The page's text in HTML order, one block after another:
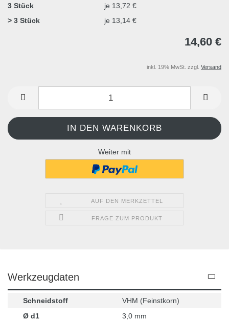
3 Stück
je 13,72 €
> 3 Stück
je 13,14 €
14,60 €
inkl. 19% MwSt. zzgl. Versand
Weiter mit
AUF DEN MERKZETTEL
FRAGE ZUM PRODUKT
Werkzeugdaten
Schneidstoff
VHM (Feinstkorn)
Ø d1
3,0 mm